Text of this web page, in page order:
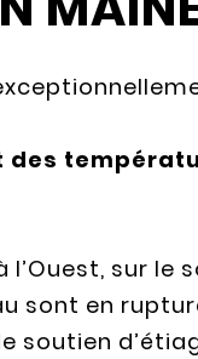
sur le
sont en
soutien